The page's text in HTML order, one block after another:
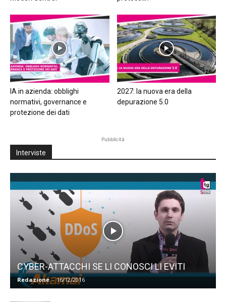
IA in azienda: obblighi
normativi, governance e
protezione dei dati
2027: la nuova era della
depurazione 5.0
Pubblicità
Interviste
CYBER-ATTACCHI SE LI CONOSCI LI EVITI
Redazione - 16/12/2016